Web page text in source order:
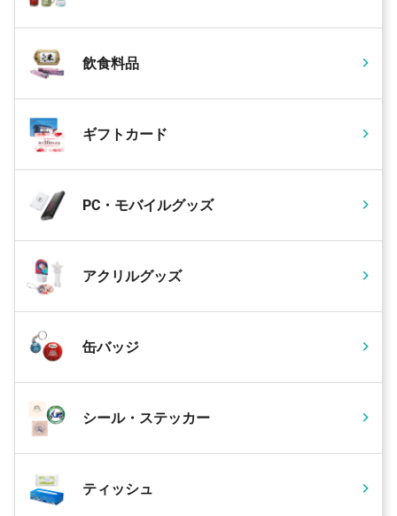
飲食料品
ギフトカード
PC・モバイルグッズ
アクリルグッズ
缶バッジ
シール・ステッカー
ティッシュ